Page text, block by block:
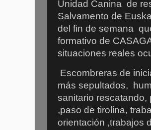
Unidad Canina de
Salvamento de
del fin de semana
formativo de
situaciones reales
Escombreras de
más sepultados,
sanitario rescatando,
,paso de tirolina,
orientación ,trabajos